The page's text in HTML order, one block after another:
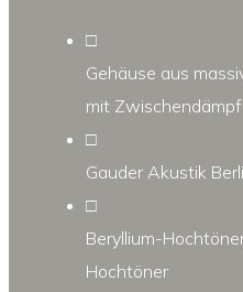
□
Gehäuse aus
mit
□
Gauder Akustik
□
Beryllium-
Hochtöner